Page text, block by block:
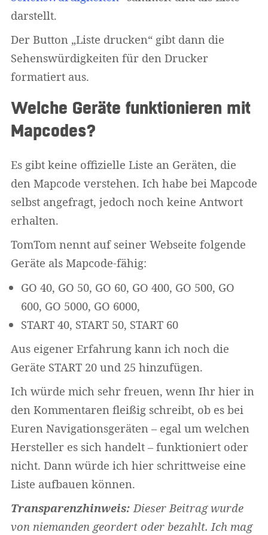
darstellt.
Der Button „Liste drucken“ gibt dann die
Sehenswürdigkeiten für den Drucker
formatiert aus.
Welche Geräte funktionieren mit
Mapcodes?
Es gibt keine offizielle Liste an Geräten, die
den Mapcode verstehen. Ich habe bei Mapcode
selbst angefragt, jedoch noch keine Antwort
erhalten.
TomTom nennt auf seiner Webseite folgende
Geräte als Mapcode-fähig:
GO 40, GO 50, GO 60, GO 400, GO 500, GO
600, GO 5000, GO 6000,
START 40, START 50, START 60
Aus eigener Erfahrung kann ich noch die
Geräte START 20 und 25 hinzufügen.
Ich würde mich sehr freuen, wenn Ihr hier in
den Kommentaren fleißig schreibt, ob es bei
Euren Navigationsgeräten – egal um welchen
Hersteller es sich handelt – funktioniert oder
nicht. Dann würde ich hier schrittweise eine
Liste aufbauen können.
Transparenzhinweis: Dieser Beitrag wurde
von niemanden geordert oder bezahlt. Ich mag